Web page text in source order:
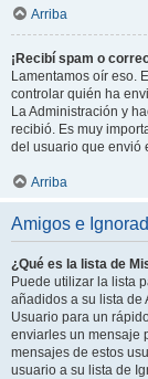
Arriba
¡Recibí spam o
Lamentamos oír eso.
controlar quién ha
La Administración y
recibió. Es muy
del usuario que envió
Arriba
Amigos e
¿Qué es la lista de
Puede utilizar la lista
añadidos a su lista de
Usuario para un
enviarles un mensaje
mensajes de estos
usuario a su lista de